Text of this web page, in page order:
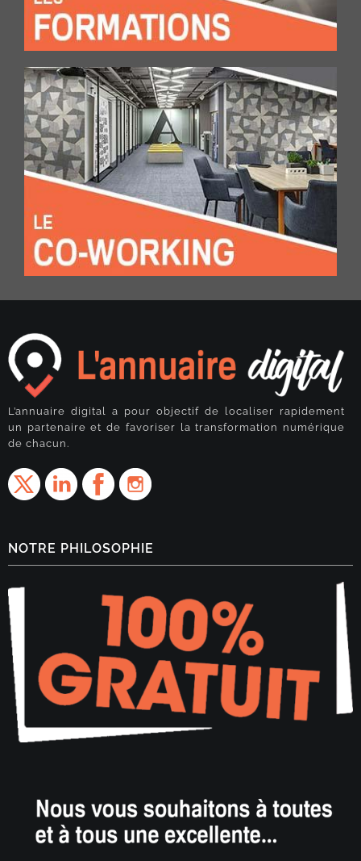
L’annuaire digital a pour objectif de localiser rapidement
un partenaire et de favoriser la transformation numérique
de chacun.
NOTRE PHILOSOPHIE